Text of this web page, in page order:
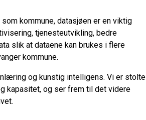
kommune, datasjøen er en viktig
tjenesteutvikling, bedre
slik at dataene kan brukes i flere
kommune.
og kunstig intelligens. Vi er stolte
kapasitet, og ser frem til det videre